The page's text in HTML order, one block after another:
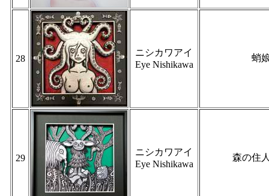
28
ニシカワアイ
Eye Nishikawa
蛸
29
ニシカワアイ
Eye Nishikawa
森の住